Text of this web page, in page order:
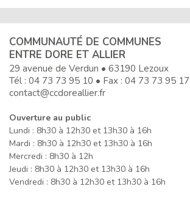
COMMUNAUTÉ DE COMMUNES
ENTRE DORE ET ALLIER
29 avenue de Verdun • 63190 Lezoux
Tél : 04 73 73 95 10 • Fax : 04 73 73 95 17
contact@ccdoreallier.fr
Ouverture au public
Lundi : 8h30 à 12h30 et 13h30 à 16h
Mardi : 8h30 à 12h30 et 13h30 à 16h
Mercredi : 8h30 à 12h
Jeudi : 8h30 à 12h30 et 13h30 à 16h
Vendredi : 8h30 à 12h30 et 13h30 à 16h